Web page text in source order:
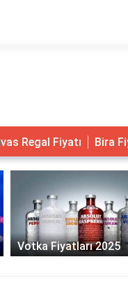
Regal Fiyatı Bira
Votka Fiyatları 2025